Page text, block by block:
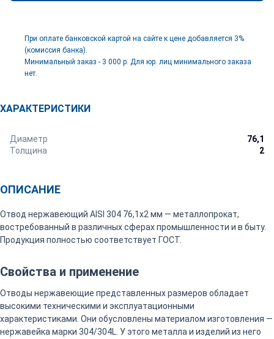
При оплате банковской картой на сайте к цене добавляется 3%
(комиссия банка).
Минимальный заказ - 3 000 р. Для юр. лиц минимального заказа
нет.
ХАРАКТЕРИСТИКИ
Диаметр
76,1
Толщина
2
ОПИСАНИЕ
Отвод нержавеющий AISI 304 76,1х2 мм — металлопрокат,
востребованный в различных сферах промышленности и в быту.
Продукция полностью соответствует ГОСТ.
Свойства и применение
Отводы нержавеющие представленных размеров обладает
высокими техническими и эксплуатационными
характеристиками. Они обусловлены материалом изготовления —
нержавейка марки 304/304L. У этого металла и изделий из него